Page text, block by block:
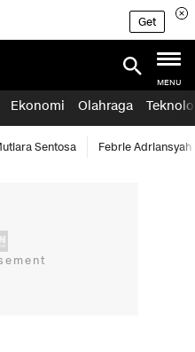
Get
MENU
Ekonomi Olahraga
Sentosa Febrie Adriansyah